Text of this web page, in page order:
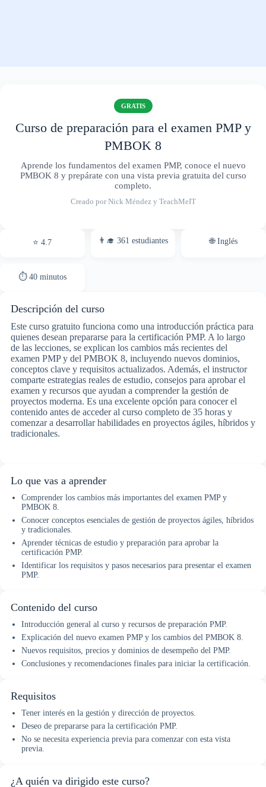
GRATIS
Curso de preparación para el examen PMP y
PMBOK 8
Aprende los fundamentos del examen PMP, conoce el nuevo
PMBOK 8 y prepárate con una vista previa gratuita del curso
completo.
Creado por Nick Méndez y TeachMeIT
⭐ 4.7 👨‍🎓 361 estudiantes 🌐 Inglés
⏱ 40 minutos
Descripción del curso
Este curso gratuito funciona como una introducción práctica para
quienes desean prepararse para la certificación PMP. A lo largo
de las lecciones, se explican los cambios más recientes del
examen PMP y del PMBOK 8, incluyendo nuevos dominios,
conceptos clave y requisitos actualizados. Además, el instructor
comparte estrategias reales de estudio, consejos para aprobar el
examen y recursos que ayudan a comprender la gestión de
proyectos moderna. Es una excelente opción para conocer el
contenido antes de acceder al curso completo de 35 horas y
comenzar a desarrollar habilidades en proyectos ágiles, híbridos y
tradicionales.
Lo que vas a aprender
Comprender los cambios más importantes del examen PMP y
PMBOK 8.
Conocer conceptos esenciales de gestión de proyectos ágiles, híbridos
y tradicionales.
Aprender técnicas de estudio y preparación para aprobar la
certificación PMP.
Identificar los requisitos y pasos necesarios para presentar el examen
PMP.
Contenido del curso
Introducción general al curso y recursos de preparación PMP.
Explicación del nuevo examen PMP y los cambios del PMBOK 8.
Nuevos requisitos, precios y dominios de desempeño del PMP.
Conclusiones y recomendaciones finales para iniciar la certificación.
Requisitos
Tener interés en la gestión y dirección de proyectos.
Deseo de prepararse para la certificación PMP.
No se necesita experiencia previa para comenzar con esta vista
previa.
¿A quién va dirigido este curso?